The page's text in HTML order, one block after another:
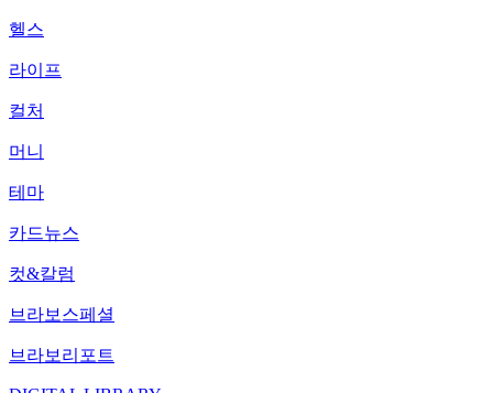
헬스
라이프
컬처
머니
테마
카드뉴스
컷&칼럼
브라보스페셜
브라보리포트